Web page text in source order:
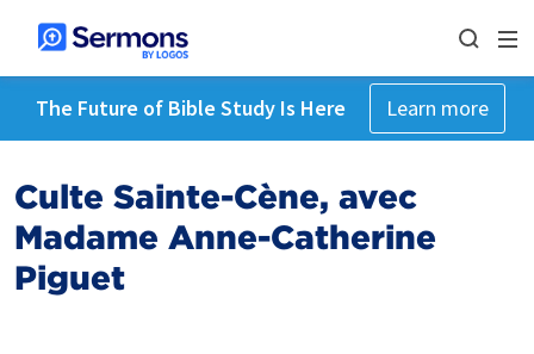
The Future of Bible Study Is Here Learn more
Culte Sainte-Cène, avec
Madame Anne-Catherine
Piguet